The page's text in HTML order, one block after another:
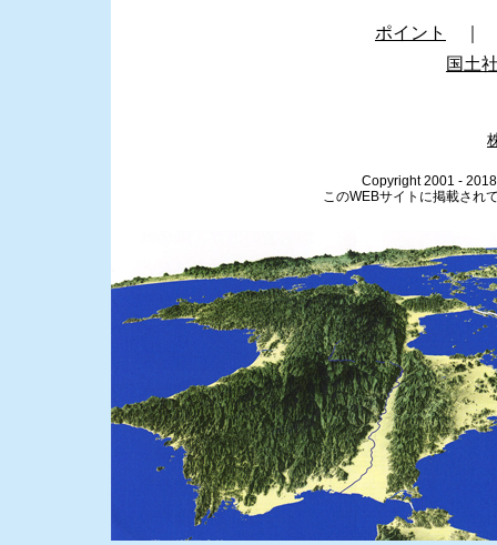
ポイント
国土
Copyright 2001 -
このWEBサイトに掲載され